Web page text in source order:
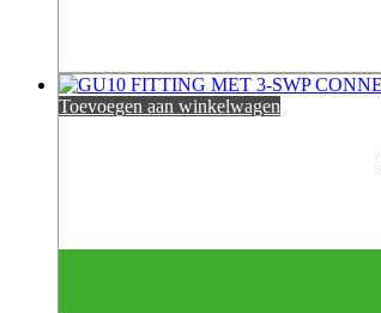
Toevoegen aan winkelwagen